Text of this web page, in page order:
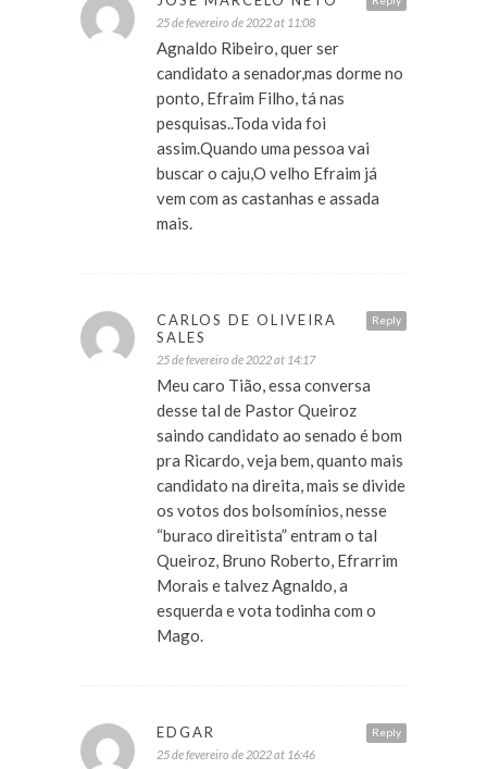
25 de fevereiro de 2022 at 11:08
Agnaldo Ribeiro, quer ser
candidato a senador,mas dorme no
ponto, Efraim Filho, tá nas
pesquisas..Toda vida foi
assim.Quando uma pessoa vai
buscar o caju,O velho Efraim já
vem com as castanhas e assada
mais.
Reply
CARLOS DE OLIVEIRA
SALES
25 de fevereiro de 2022 at 14:17
Meu caro Tião, essa conversa
desse tal de Pastor Queiroz
saindo candidato ao senado é bom
pra Ricardo, veja bem, quanto mais
candidato na direita, mais se divide
os votos dos bolsomínios, nesse
“buraco direitista” entram o tal
Queiroz, Bruno Roberto, Efrarrim
Morais e talvez Agnaldo, a
esquerda e vota todinha com o
Mago.
Reply
EDGAR
25 de fevereiro de 2022 at 16:46